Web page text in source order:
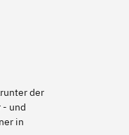
der
- und
in